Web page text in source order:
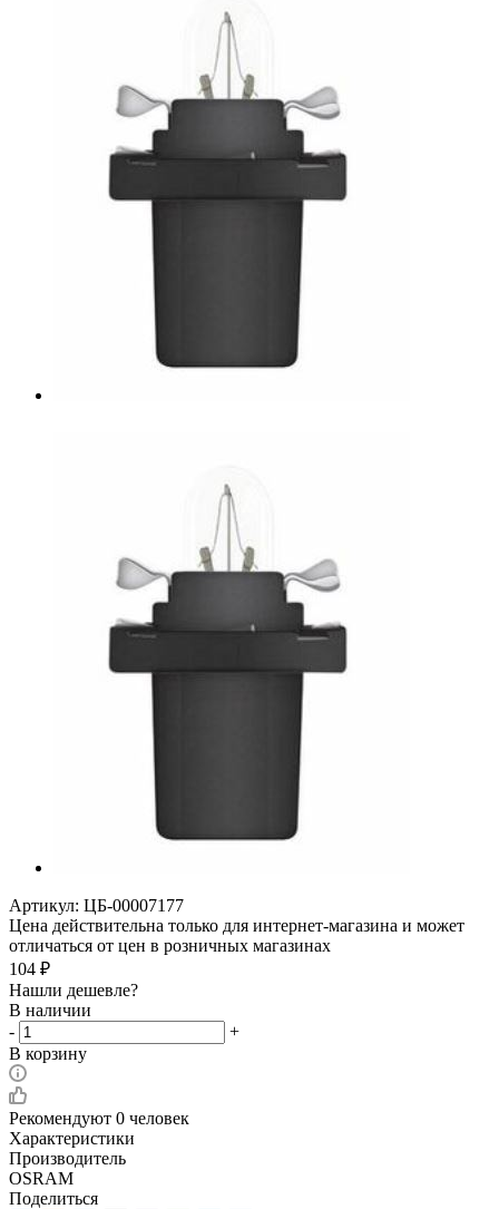
Артикул: ЦБ-00007177
Цена действительна только для интернет-магазина и может
отличаться от цен в розничных магазинах
104 ₽
Нашли дешевле?
В наличии
-
+
В корзину
Рекомендуют 0 человек
Характеристики
Производитель
OSRAM
Поделиться